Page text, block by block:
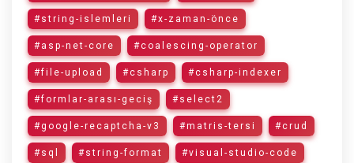
#string-islemleri #x-zaman-önce
#asp-net-core #coalescing-operator
#file-upload #csharp #csharp-indexer
#formlar-arası-geciş #select2
#google-recaptcha-v3 #matris-tersi #crud
#sql #string-format #visual-studio-code